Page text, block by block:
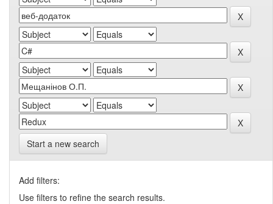
Start a new search
Add filters:
Use filters to refine the search results.